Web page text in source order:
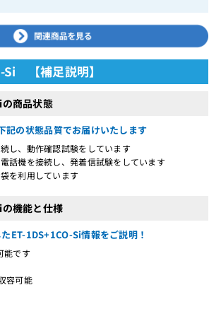
Si 【補足説明】
商品状態
記の状態品質でお届けいたします
し、動作確認試験をしています
話機を接続し、発着信試験をしています
を利用しています
機能と仕様
ET-1DS+1CO-Si情報をご説明！
能です
容可能